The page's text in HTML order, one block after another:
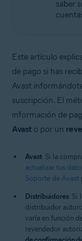
saber
Este artículo
de pago si has
Avast
suscripción. El
información de
Avast o por un
Avast: Si la
actualizar tus
Soporte de Avast
Distribuidores: Si
distribuidor
varía en función
revendedor